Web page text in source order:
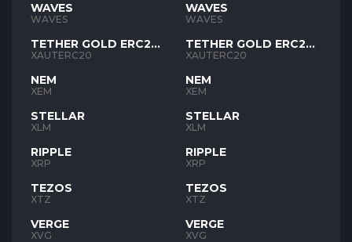
WAVES
WAVES
TETHER GOLD ERC20
XAUT
XAUTERC20
NEM
XEM
STELLAR
XLM
RIPPLE
XRP
TEZOS
XTZ
VERGE
XVG
WAVES
WAVES
TETHER GOLD ERC20
XAUT
XAUTERC20
NEM
XEM
STELLAR
XLM
RIPPLE
XRP
TEZOS
XTZ
VERGE
XVG